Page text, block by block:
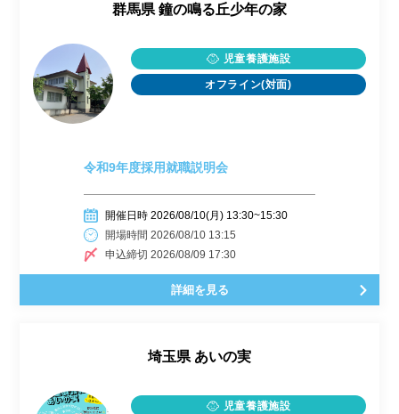
群馬県 鐘の鳴る丘少年の家
児童養護施設
オフライン(対面)
令和9年度採用就職説明会
開催日時 2026/08/10(月) 13:30~15:30
開場時間 2026/08/10 13:15
申込締切 2026/08/09 17:30
詳細を見る
埼玉県 あいの実
児童養護施設